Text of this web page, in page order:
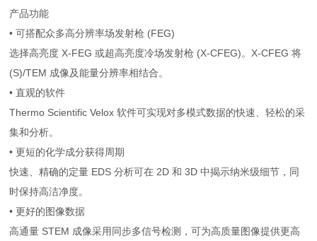
产品功能
• 可搭配众多高分辨率场发射枪 (FEG)
选择高亮度 X-FEG 或超高亮度冷场发射枪 (X-CFEG)。X-CFEG 将
(S)/TEM 成像及能量分辨率相结合。
• 直观的软件
Thermo Scientific Velox 软件可实现对多模式数据的快速、轻松的采
集和分析。
• 更短的化学成分获得周期
快速、精确的定量 EDS 分析可在 2D 和 3D 中揭示纳米级细节，同
时保持高洁净度。
• 更好的图像数据
高通量 STEM 成像采用同步多信号检测，可为高质量图像提供更高